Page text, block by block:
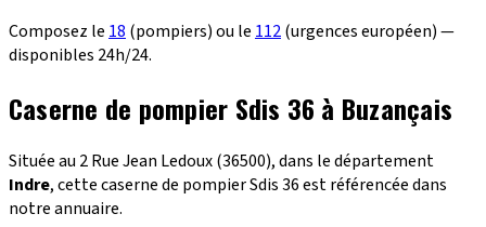
Composez le 18 (pompiers) ou le 112(urgences européen) —
disponibles 24h/24.
Caserne de pompier Sdis 36 à Buzançais
Située au 2 Rue Jean Ledoux (36500), dans le département
Indre, cette caserne de pompier Sdis 36 est référencée dans
notre annuaire.